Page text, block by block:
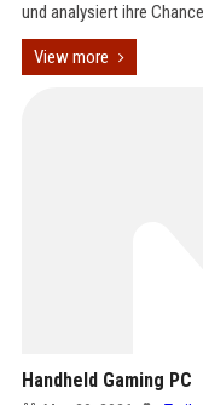
und analysiert ihre
View more
Handheld Gaming PC